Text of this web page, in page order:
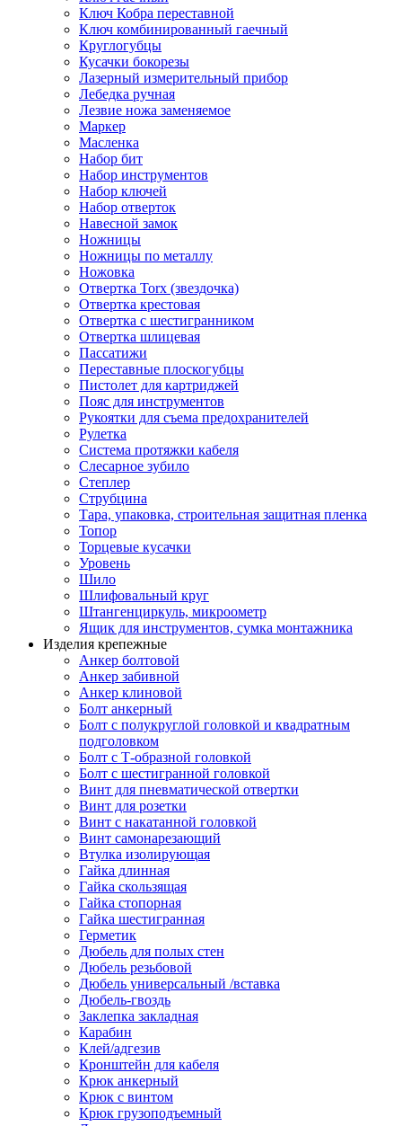
Ключ Кобра переставной
Ключ комбинированный гаечный
Круглогубцы
Кусачки бокорезы
Лазерный измерительный прибор
Лебедка ручная
Лезвие ножа заменяемое
Маркер
Масленка
Набор бит
Набор инструментов
Набор ключей
Набор отверток
Навесной замок
Ножницы
Ножницы по металлу
Ножовка
Отвертка Torx (звездочка)
Отвертка крестовая
Отвертка с шестигранником
Отвертка шлицевая
Пассатижи
Переставные плоскогубцы
Пистолет для картриджей
Пояс для инструментов
Рукоятки для съема предохранителей
Рулетка
Система протяжки кабеля
Слесарное зубило
Степлер
Струбцина
Тара, упаковка, строительная защитная пленка
Топор
Торцевые кусачки
Уровень
Шило
Шлифовальный круг
Штангенциркуль, микроометр
Ящик для инструментов, сумка монтажника
Изделия крепежные
Анкер болтовой
Анкер забивной
Анкер клиновой
Болт анкерный
Болт с полукруглой головкой и квадратным
подголовком
Болт с Т-образной головкой
Болт с шестигранной головкой
Винт для пневматической отвертки
Винт для розетки
Винт с накатанной головкой
Винт самонарезающий
Втулка изолирующая
Гайка длинная
Гайка скользящая
Гайка стопорная
Гайка шестигранная
Герметик
Дюбель для полых стен
Дюбель резьбовой
Дюбель универсальный /вставка
Дюбель-гвоздь
Заклепка закладная
Карабин
Клей/адгезив
Кронштейн для кабеля
Крюк анкерный
Крюк с винтом
Крюк грузоподъемный